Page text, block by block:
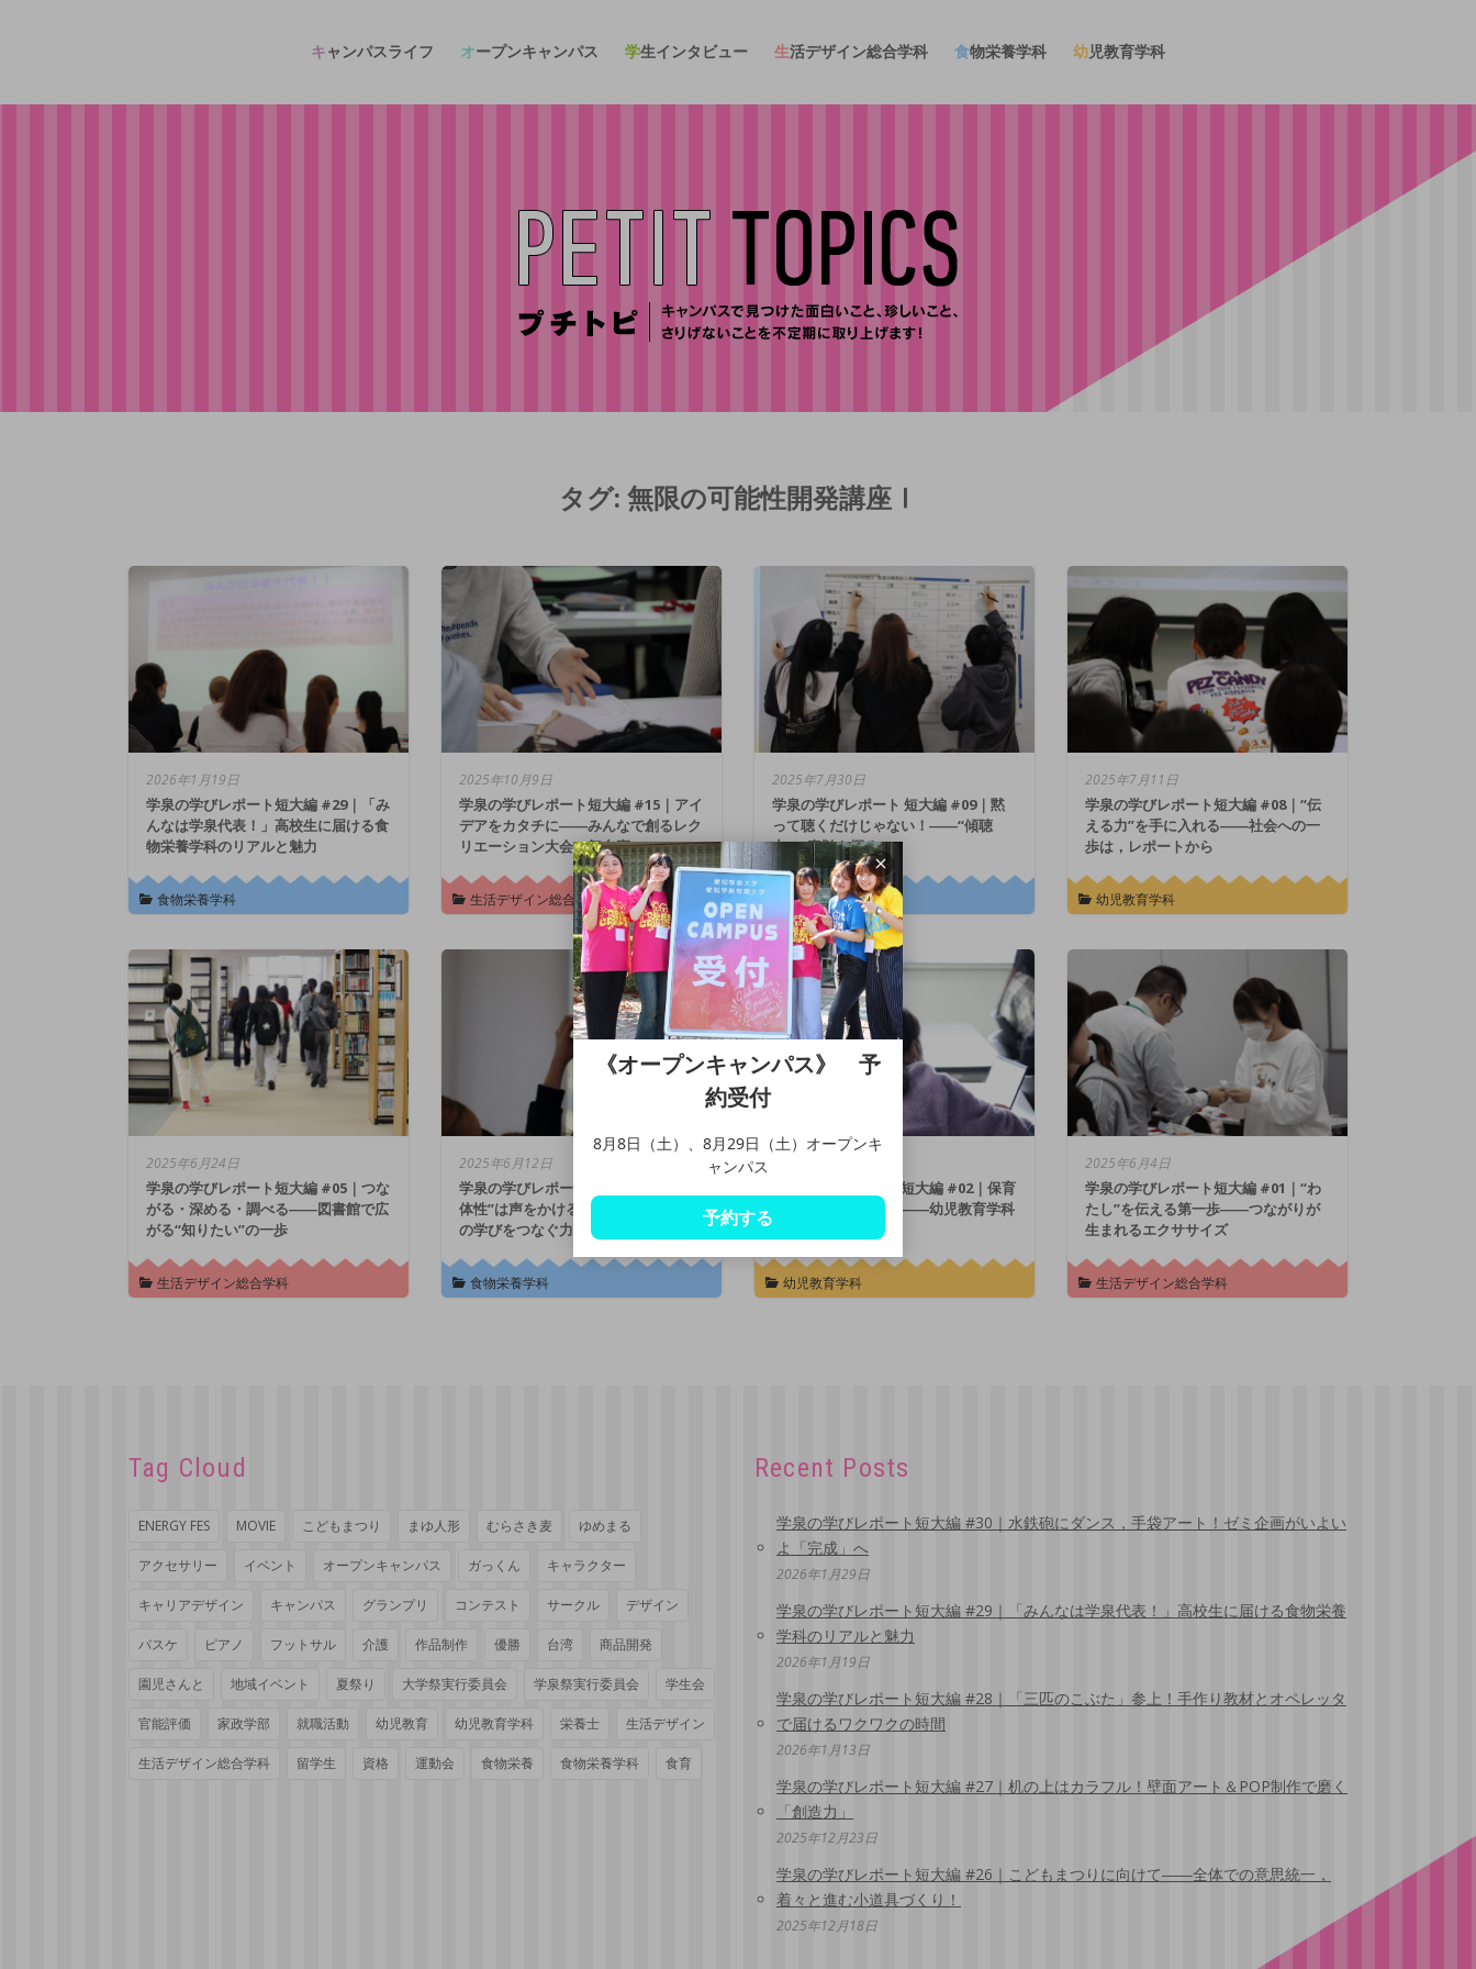
キャンパスライフ オープンキャンパス 学生インタビュー 生活デザイン総合学科 食物栄養学科 幼児教育学科
タグ: 無限の可能性開発講座Ⅰ
2026年1月19日
学泉の学びレポート短大編 #29｜「み
んなは学泉代表！」高校生に届ける食
物栄養学科のリアルと魅力
食物栄養学科
2025年10月9日
学泉の学びレポート短大編 #15｜アイ
デアをカタチに――みんなで創るレク
リエーション大会の舞台裏
生活デザイン総合学科
2025年7月30日
学泉の学びレポート 短大編 #09｜黙
って聴くだけじゃない！――“傾聴
力”の真髄を探る
食物栄養学科
2025年7月11日
学泉の学びレポート短大編 #08｜“伝
える力”を手に入れる――社会への一
歩は，レポートから
幼児教育学科
2025年6月24日
学泉の学びレポート短大編 #05｜つな
がる・深める・調べる――図書館で広
がる“知りたい”の一歩
生活デザイン総合学科
2025年6月12日
学泉の学びレポート短大編 #03｜“主
体性”は声をかける一歩から――栄養
の学びをつなぐ力に
食物栄養学科
学泉の学びレポート短大編 #02｜保育
者の一歩はここから――幼児教育学科
の「無限の可能性」
幼児教育学科
2025年6月4日
学泉の学びレポート短大編 #01｜“わ
たし”を伝える第一歩――つながりが
生まれるエクササイズ
生活デザイン総合学科
Tag Cloud
ENERGY FES MOVIE こどもまつり まゆ人形 むらさき麦 ゆめまる
アクセサリー イベント オープンキャンパス ガっくん キャラクター
キャリアデザイン キャンパス グランプリ コンテスト サークル デザイン
バスケ ピアノ フットサル 介護 作品制作 優勝 台湾 商品開発
園児さんと 地域イベント 夏祭り 大学祭実行委員会 学泉祭実行委員会 学生会
官能評価 家政学部 就職活動 幼児教育 幼児教育学科 栄養士 生活デザイン
生活デザイン総合学科 留学生 資格 運動会 食物栄養 食物栄養学科 食育
Recent Posts
学泉の学びレポート短大編 #30｜水鉄砲にダンス，手袋アート！ゼミ企画がいよい
よ「完成」へ
2026年1月29日
学泉の学びレポート短大編 #29｜「みんなは学泉代表！」高校生に届ける食物栄養
学科のリアルと魅力
2026年1月19日
学泉の学びレポート短大編 #28｜「三匹のこぶた」参上！手作り教材とオペレッタ
で届けるワクワクの時間
2026年1月13日
学泉の学びレポート短大編 #27｜机の上はカラフル！壁面アート＆POP制作で磨く
「創造力」
2025年12月23日
学泉の学びレポート短大編 #26｜こどもまつりに向けて――全体での意思統一，
着々と進む小道具づくり！
2025年12月18日
《オープンキャンパス》 予
約受付
8月8日（土）、8月29日（土）オープンキ
ャンパス
予約する